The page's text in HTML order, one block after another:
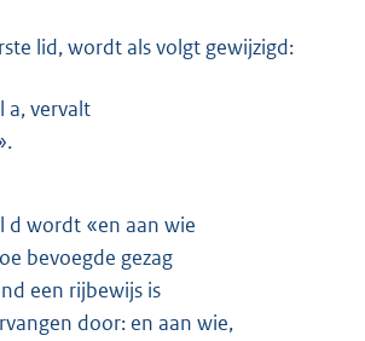
lid, wordt als volgt gewijzigd:
a, vervalt
d wordt «en aan wie
bevoegde gezag
een rijbewijs is
door: en aan wie,